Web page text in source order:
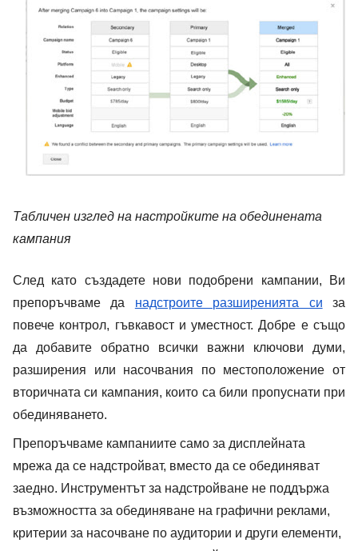
Табличен изглед на настройките на обединената
кампания
След като създадете нови подобрени кампании, Ви
препоръчваме да надстроите разширенията си за
повече контрол, гъвкавост и уместност. Добре е също
да добавите обратно всички важни ключови думи,
разширения или насочвания по местоположение от
вторичната си кампания, които са били пропуснати при
обединяването.
Препоръчваме кампаниите само за дисплейната
мрежа да се надстройват, вместо да се обединяват
заедно. Инструментът за надстройване не поддържа
възможността за обединяване на графични реклами,
критерии за насочване по аудитории и други елементи,